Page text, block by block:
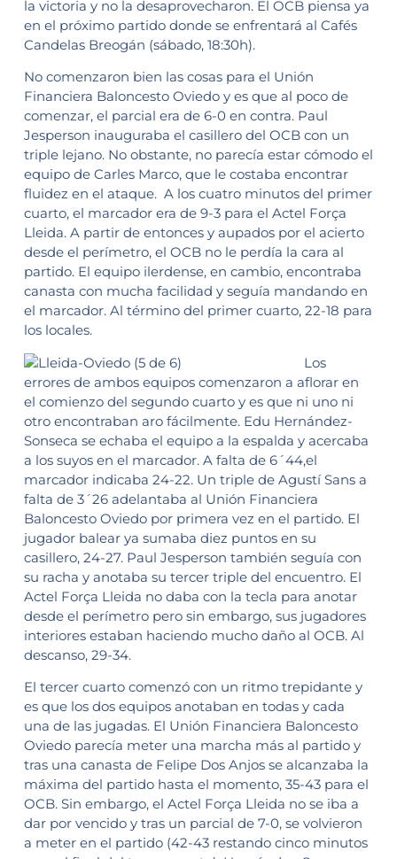
la victoria y no la desaprovecharon. El OCB piensa ya
en el próximo partido donde se enfrentará al Cafés
Candelas Breogán (sábado, 18:30h).
No comenzaron bien las cosas para el Unión
Financiera Baloncesto Oviedo y es que al poco de
comenzar, el parcial era de 6-0 en contra. Paul
Jesperson inauguraba el casillero del OCB con un
triple lejano. No obstante, no parecía estar cómodo el
equipo de Carles Marco, que le costaba encontrar
fluidez en el ataque. A los cuatro minutos del primer
cuarto, el marcador era de 9-3 para el Actel Força
Lleida. A partir de entonces y aupados por el acierto
desde el perímetro, el OCB no le perdía la cara al
partido. El equipo ilerdense, en cambio, encontraba
canasta con mucha facilidad y seguía mandando en
el marcador. Al término del primer cuarto, 22-18 para
los locales.
Los
errores de ambos equipos comenzaron a aflorar en
el comienzo del segundo cuarto y es que ni uno ni
otro encontraban aro fácilmente. Edu Hernández-
Sonseca se echaba el equipo a la espalda y acercaba
a los suyos en el marcador. A falta de 6´44,el
marcador indicaba 24-22. Un triple de Agustí Sans a
falta de 3´26 adelantaba al Unión Financiera
Baloncesto Oviedo por primera vez en el partido. El
jugador balear ya sumaba diez puntos en su
casillero, 24-27. Paul Jesperson también seguía con
su racha y anotaba su tercer triple del encuentro. El
Actel Força Lleida no daba con la tecla para anotar
desde el perímetro pero sin embargo, sus jugadores
interiores estaban haciendo mucho daño al OCB. Al
descanso, 29-34.
El tercer cuarto comenzó con un ritmo trepidante y
es que los dos equipos anotaban en todas y cada
una de las jugadas. El Unión Financiera Baloncesto
Oviedo parecía meter una marcha más al partido y
tras una canasta de Felipe Dos Anjos se alcanzaba la
máxima del partido hasta el momento, 35-43 para el
OCB. Sin embargo, el Actel Força Lleida no se iba a
dar por vencido y tras un parcial de 7-0, se volvieron
a meter en el partido (42-43 restando cinco minutos